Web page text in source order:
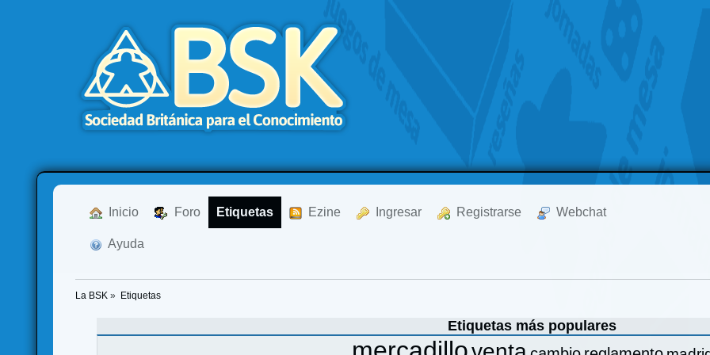
Inicio Foro Etiquetas Ezine Ingresar Registrarse Webchat
Ayuda
La BSK » Etiquetas
Etiquetas más populares